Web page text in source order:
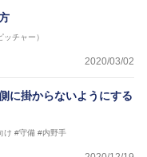
チャー）
2020/03/02
に掛からないようにする
け #守備 #内野手